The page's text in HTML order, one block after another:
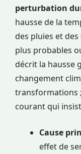
perturbation
hausse de la
des pluies et
plus probables
décrit la hausse
changement
transformations
courant qui
Cause
effet de